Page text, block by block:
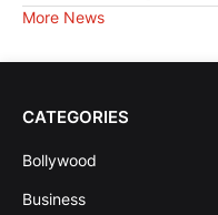
More News
CATEGORIES
Bollywood
Business